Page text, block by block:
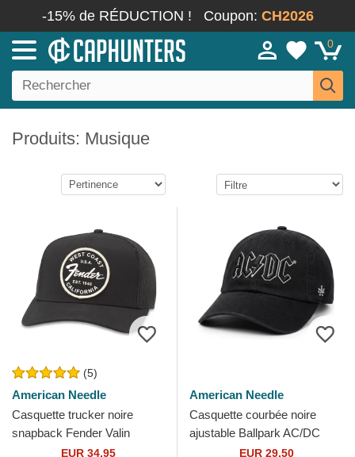
-15% de RÉDUCTION ! Coupon: CH2026
0
Produits: Musique
(5)
American Needle
Casquette trucker noire
snapback Fender Valin
American Needle
EUR 34,95
American Needle
Casquette courbée noire
ajustable Ballpark AC/DC
American Needle
EUR 29,50